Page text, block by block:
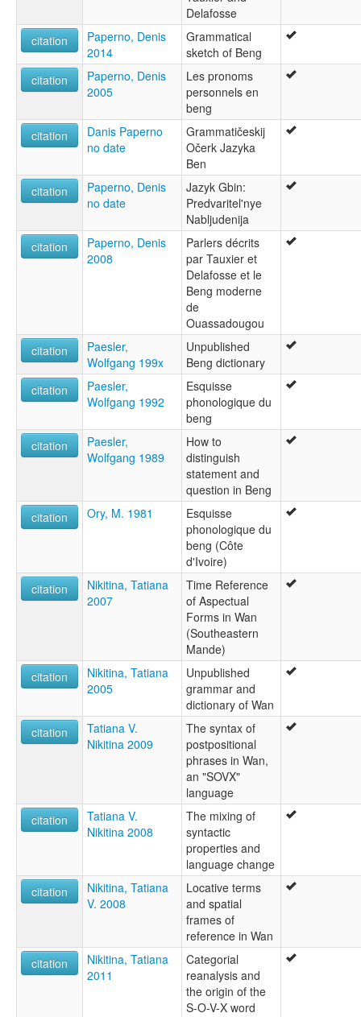
Delafosse
citation
Paperno, Denis
2014
Grammatical
sketch of Beng
citation
Paperno, Denis
2005
Les pronoms
personnels en
beng
citation
Danis Paperno
no date
Grammatičeskij
Očerk Jazyka
Ben
citation
Paperno, Denis
no date
Jazyk Gbin:
Predvaritel'nye
Nabljudenija
citation
Paperno, Denis
2008
Parlers décrits
par Tauxier et
Delafosse et le
Beng moderne
de
Ouassadougou
citation
Paesler,
Wolfgang 199x
Unpublished
Beng dictionary
citation
Paesler,
Wolfgang 1992
Esquisse
phonologique du
beng
citation
Paesler,
Wolfgang 1989
How to
distinguish
statement and
question in Beng
citation
Ory, M. 1981
Esquisse
phonologique du
beng (Côte
d'Ivoire)
citation
Nikitina, Tatiana
2007
Time Reference
of Aspectual
Forms in Wan
(Southeastern
Mande)
citation
Nikitina, Tatiana
2005
Unpublished
grammar and
dictionary of Wan
citation
Tatiana V.
Nikitina 2009
The syntax of
postpositional
phrases in Wan,
an "SOVX"
language
citation
Tatiana V.
Nikitina 2008
The mixing of
syntactic
properties and
language change
citation
Nikitina, Tatiana
V. 2008
Locative terms
and spatial
frames of
reference in Wan
citation
Nikitina, Tatiana
2011
Categorial
reanalysis and
the origin of the
S-O-V-X word